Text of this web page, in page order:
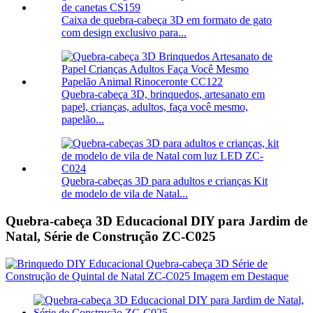
Caixa de quebra-cabeça 3D em formato de gato
com design exclusivo para...
Quebra-cabeça 3D, brinquedos, artesanato em
papel, crianças, adultos, faça você mesmo,
papelão...
Quebra-cabeças 3D para adultos e crianças Kit
de modelo de vila de Natal...
Quebra-cabeça 3D Educacional DIY para Jardim de
Natal, Série de Construção ZC-C025